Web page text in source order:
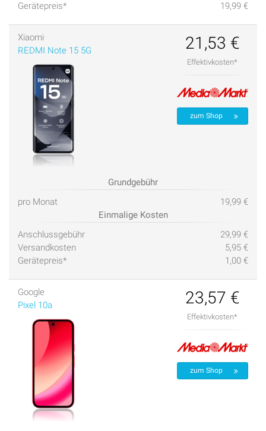
Gerätepreis*
19,99 €
Xiaomi
REDMI Note 15 5G
21,53 €
Effektivkosten*
zum Shop
Grundgebühr
pro Monat
19,99 €
Einmalige Kosten
Anschlussgebühr
29,99 €
Versandkosten
5,95 €
Gerätepreis*
1,00 €
Google
Pixel 10a
23,57 €
Effektivkosten*
zum Shop